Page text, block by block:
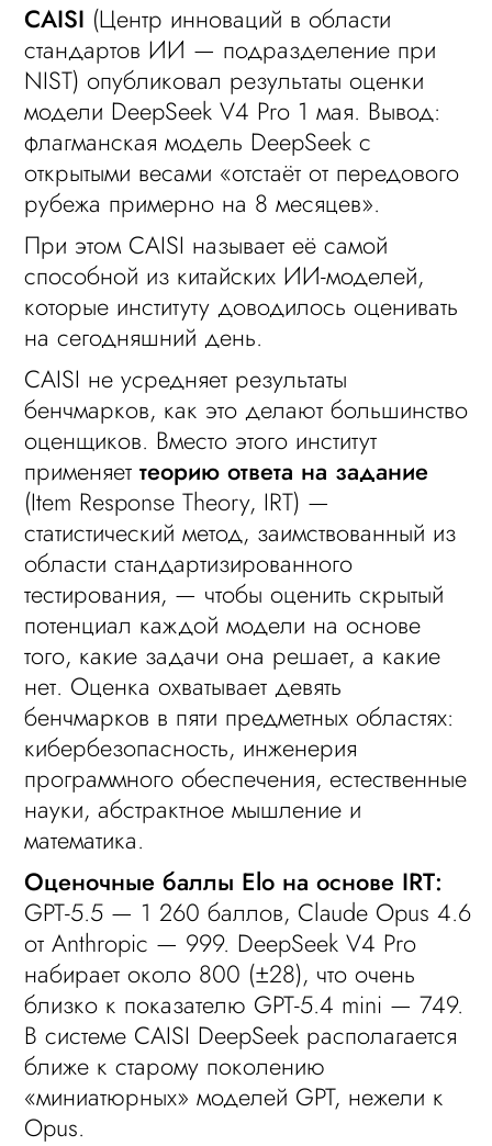
CAISI (Центр инноваций в области
стандартов ИИ — подразделение при
NIST) опубликовал результаты оценки
модели DeepSeek V4 Pro 1 мая. Вывод:
флагманская модель DeepSeek с
открытыми весами «отстаёт от передового
рубежа примерно на 8 месяцев».
При этом CAISI называет её самой
способной из китайских ИИ-моделей,
которые институту доводилось оценивать
на сегодняшний день.
CAISI не усредняет результаты
бенчмарков, как это делают большинство
оценщиков. Вместо этого институт
применяеттеорию ответа на задание
(Item Response Theory, IRT) —
статистический метод, заимствованный из
области стандартизированного
тестирования, — чтобы оценить скрытый
потенциал каждой модели на основе
того, какие задачи она решает, а какие
нет. Оценка охватывает девять
бенчмарков в пяти предметных областях:
кибербезопасность, инженерия
программного обеспечения, естественные
науки, абстрактное мышление и
математика.
Оценочные баллы Elo на основе IRT:
GPT-5.5 — 1 260 баллов, Claude Opus 4.6
от Anthropic — 999. DeepSeek V4 Pro
набирает около 800 (±28), что очень
близко к показателю GPT-5.4 mini — 749.
В системе CAISI DeepSeek располагается
ближе к старому поколению
«миниатюрных» моделей GPT, нежели к
Opus.